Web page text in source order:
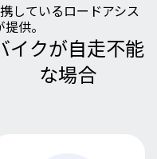
しているロードアシス
供。
イクが自走不能
な場合